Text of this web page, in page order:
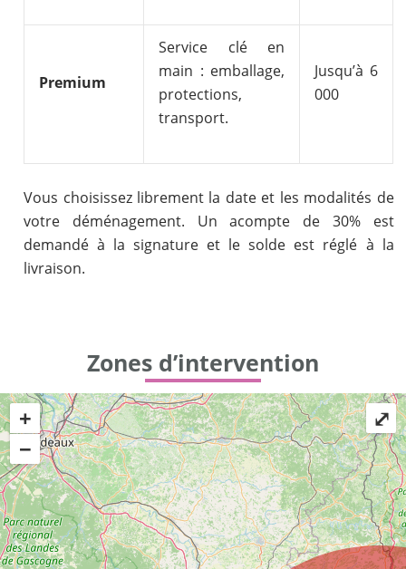
Premium
Service clé en
main : emballage,
protections,
transport.
Jusqu’à 6
000
Vous choisissez librement la date et les modalités de
votre déménagement. Un acompte de 30% est
demandé à la signature et le solde est réglé à la
livraison.
Zones d’intervention
+
−
⤢